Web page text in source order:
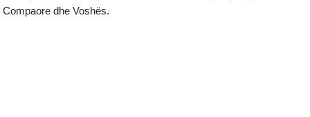
Compaore dhe Voshës.